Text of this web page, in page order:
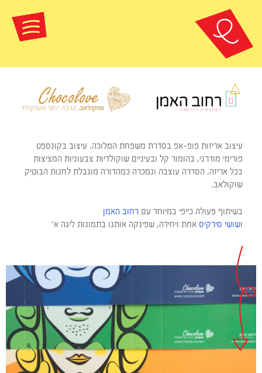
עיצוב אריזות פופ-אפ בסדרת משפחת המלוכה. עיצוב בקונספט
פורימי מודרני, בהומור קל ובעיניים שוקולדיות צבעוניות המציצות
בכל אריזה. הסדרה עוצבה ונמכרה כמהדורה מוגבלת לחנות הבוטיק
שוקולאב.
בשיתוף פעולה כייפי במיוחד עם רחוב האמן
ושושי סירקיס אחת ויחידה, שפינקה אותנו בתמונות ליגה א’